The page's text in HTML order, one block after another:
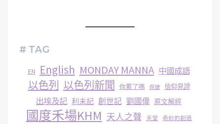
# TAG
EN English MONDAY MANNA 中國成語
以色列 以色列新聞 你累了嗎 保捷 信仰見證
出埃及記 利未記 創世記 劉國偉 原文解經
國度禾場KHM 天人之聲 天堂 奇妙的創造